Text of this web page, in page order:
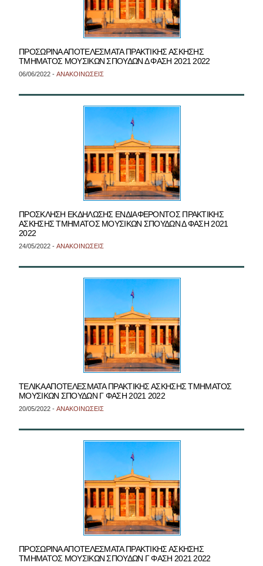
ΠΡΟΣΩΡΙΝΑ ΑΠΟΤΕΛΕΣΜΑΤΑ ΠΡΑΚΤΙΚΗΣ ΑΣΚΗΣΗΣ
ΤΜΗΜΑΤΟΣ ΜΟΥΣΙΚΩΝ ΣΠΟΥΔΩΝ Δ ΦΑΣΗ 2021 2022
06/06/2022 - ΑΝΑΚΟΙΝΩΣΕΙΣ
ΠΡΟΣΚΛΗΣΗ ΕΚΔΗΛΩΣΗΣ ΕΝΔΙΑΦΕΡΟΝΤΟΣ ΠΡΑΚΤΙΚΗΣ
ΑΣΚΗΣΗΣ ΤΜΗΜΑΤΟΣ ΜΟΥΣΙΚΩΝ ΣΠΟΥΔΩΝ Δ ΦΑΣΗ 2021
2022
24/05/2022 - ΑΝΑΚΟΙΝΩΣΕΙΣ
ΤΕΛΙΚΑ ΑΠΟΤΕΛΕΣΜΑΤΑ ΠΡΑΚΤΙΚΗΣ ΑΣΚΗΣΗΣ ΤΜΗΜΑΤΟΣ
ΜΟΥΣΙΚΩΝ ΣΠΟΥΔΩΝ Γ ΦΑΣΗ 2021 2022
20/05/2022 - ΑΝΑΚΟΙΝΩΣΕΙΣ
ΠΡΟΣΩΡΙΝΑ ΑΠΟΤΕΛΕΣΜΑΤΑ ΠΡΑΚΤΙΚΗΣ ΑΣΚΗΣΗΣ
ΤΜΗΜΑΤΟΣ ΜΟΥΣΙΚΩΝ ΣΠΟΥΔΩΝ Γ ΦΑΣΗ 2021 2022